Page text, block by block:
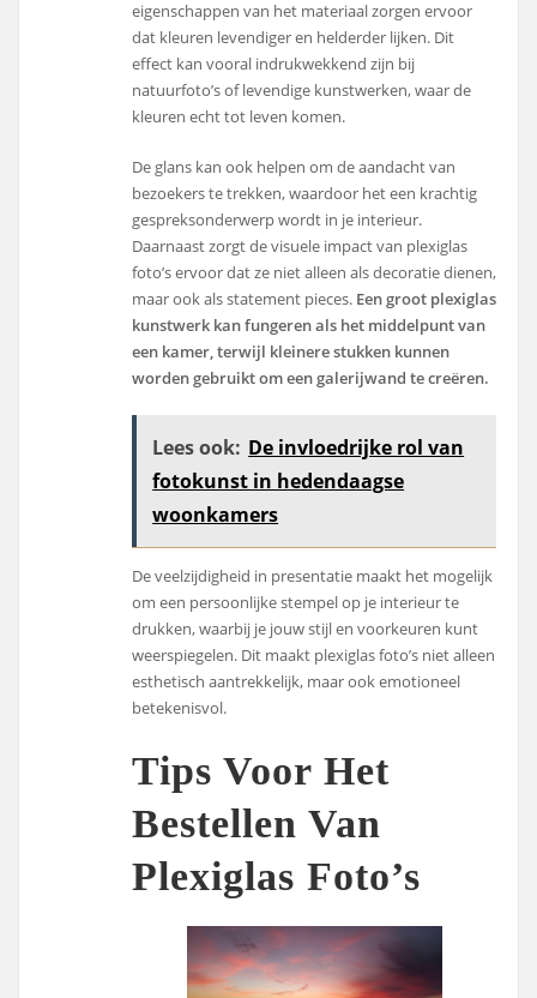
eigenschappen van het materiaal zorgen ervoor
dat kleuren levendiger en helderder lijken. Dit
effect kan vooral indrukwekkend zijn bij
natuurfoto’s of levendige kunstwerken, waar de
kleuren echt tot leven komen.
De glans kan ook helpen om de aandacht van
bezoekers te trekken, waardoor het een krachtig
gespreksonderwerp wordt in je interieur.
Daarnaast zorgt de visuele impact van plexiglas
foto’s ervoor dat ze niet alleen als decoratie dienen,
maar ook als statement pieces. Een groot plexiglas
kunstwerk kan fungeren als het middelpunt van
een kamer, terwijl kleinere stukken kunnen
worden gebruikt om een galerijwand te creëren.
Lees ook: De invloedrijke rol van
fotokunst in hedendaagse
woonkamers
De veelzijdigheid in presentatie maakt het mogelijk
om een persoonlijke stempel op je interieur te
drukken, waarbij je jouw stijl en voorkeuren kunt
weerspiegelen. Dit maakt plexiglas foto’s niet alleen
esthetisch aantrekkelijk, maar ook emotioneel
betekenisvol.
Tips Voor Het
Bestellen Van
Plexiglas Foto’s